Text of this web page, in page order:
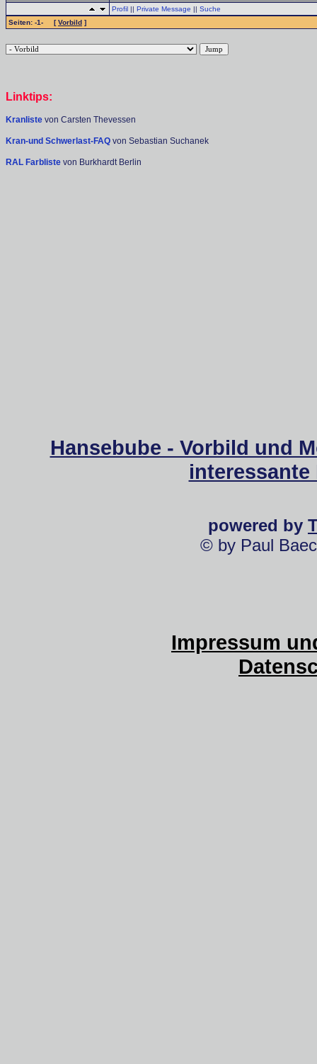
Profil || Private Message || Suche
Seiten: -1- [Vorbild ]
Linktips:
Kranliste von Carsten Thevessen
Kran-und Schwerlast-FAQ von Sebastian Suchanek
RAL Farbliste von Burkhardt Berlin
Hansebube - Vorbild und
powered by
© by Paul
Impressum